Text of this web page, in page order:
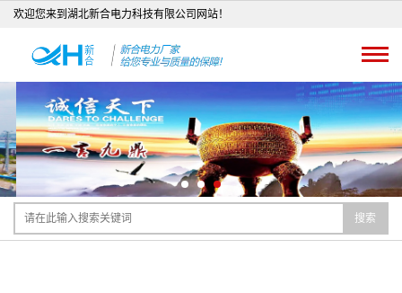
欢迎您来到湖北新合电力科技有限公司网站！
搜索